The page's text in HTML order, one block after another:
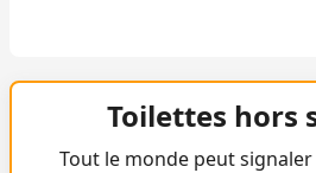
Toilettes hors
Tout le monde peut